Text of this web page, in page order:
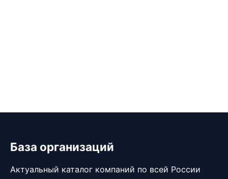
База организаций
Актуальный каталог компаний по всей России